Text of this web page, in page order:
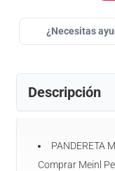
¿Necesitas
Descripción
PANDERETA
Comprar Meinl